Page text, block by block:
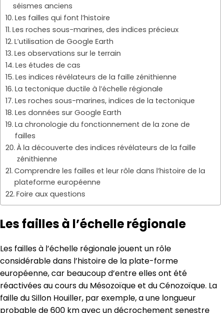
séismes anciens
Les failles qui font l’histoire
Les roches sous-marines, des indices précieux
L’utilisation de Google Earth
Les observations sur le terrain
Les études de cas
Les indices révélateurs de la faille zénithienne
La tectonique ductile à l’échelle régionale
Les roches sous-marines, indices de la tectonique
Les données sur Google Earth
La chronologie du fonctionnement de la zone de
failles
À la découverte des indices révélateurs de la faille
zénithienne
Comprendre les failles et leur rôle dans l’histoire de la
plateforme européenne
Foire aux questions
Les failles à l’échelle régionale
Les failles à l’échelle régionale jouent un rôle
considérable dans l’histoire de la plate-forme
européenne, car beaucoup d’entre elles ont été
réactivées au cours du Mésozoïque et du Cénozoïque. La
faille du Sillon Houiller, par exemple, a une longueur
probable de 600 km avec un décrochement senestre